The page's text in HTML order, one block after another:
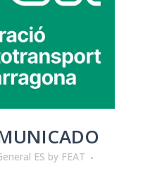
ES by FEAT